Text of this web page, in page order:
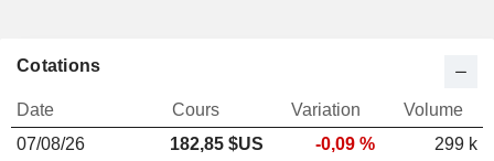
Cotations
Date Cours Variation
Volume
07/08/26
182,85 $US -0,09 %
299 k